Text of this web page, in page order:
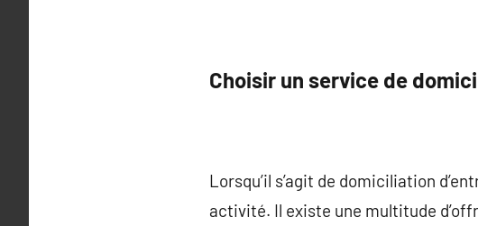
Choisir un service de
Lorsqu’il s’agit de domiciliation
activité. Il existe une multitude